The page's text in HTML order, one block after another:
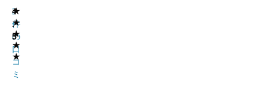
★
★
★
★
★
4
.
5
2
件
の
口
コ
ミ